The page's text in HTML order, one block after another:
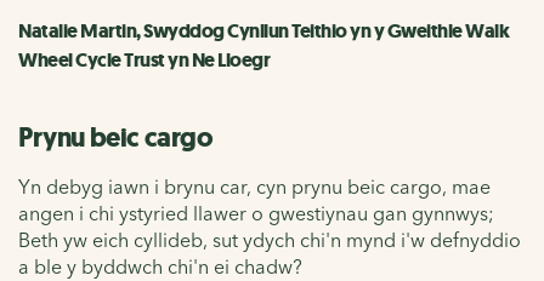
Natalie Martin, Swyddog Cynllun Teithio yn y Gweithle Walk
Wheel Cycle Trust yn Ne Lloegr
Prynu beic cargo
Yn debyg iawn i brynu car, cyn prynu beic cargo, mae
angen i chi ystyried llawer o gwestiynau gan gynnwys;
Beth yw eich cyllideb, sut ydych chi'n mynd i'w defnyddio
a ble y byddwch chi'n ei chadw?